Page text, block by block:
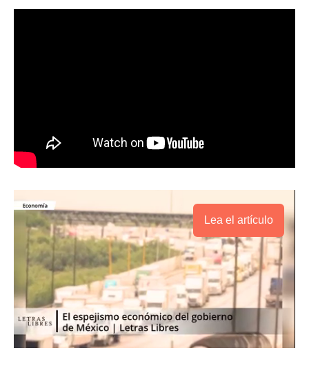
Lea el artículo